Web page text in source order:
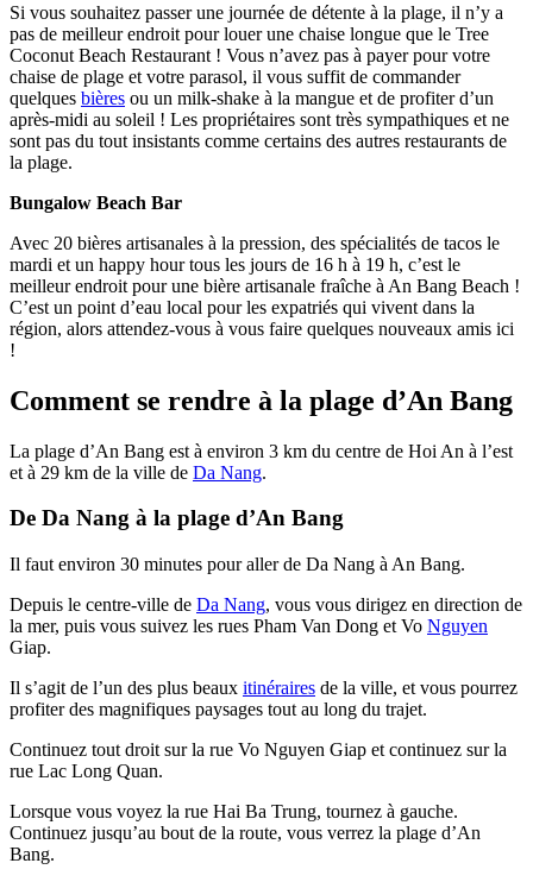
Si vous souhaitez passer une journée de détente à la plage, il n’y a
pas de meilleur endroit pour louer une chaise longue que le Tree
Coconut Beach Restaurant ! Vous n’avez pas à payer pour votre
chaise de plage et votre parasol, il vous suffit de commander
quelques bières ou un milk-shake à la mangue et de profiter d’un
après-midi au soleil ! Les propriétaires sont très sympathiques et ne
sont pas du tout insistants comme certains des autres restaurants de
la plage.
Bungalow Beach Bar
Avec 20 bières artisanales à la pression, des spécialités de tacos le
mardi et un happy hour tous les jours de 16 h à 19 h, c’est le
meilleur endroit pour une bière artisanale fraîche à An Bang Beach !
C’est un point d’eau local pour les expatriés qui vivent dans la
région, alors attendez-vous à vous faire quelques nouveaux amis ici
!
Comment se rendre à la plage d’An Bang
La plage d’An Bang est à environ 3 km du centre de Hoi An à l’est
et à 29 km de la ville de Da Nang.
De Da Nang à la plage d’An Bang
Il faut environ 30 minutes pour aller de Da Nang à An Bang.
Depuis le centre-ville de Da Nang, vous vous dirigez en direction de
la mer, puis vous suivez les rues Pham Van Dong et Vo Nguyen
Giap.
Il s’agit de l’un des plus beaux itinéraires de la ville, et vous pourrez
profiter des magnifiques paysages tout au long du trajet.
Continuez tout droit sur la rue Vo Nguyen Giap et continuez sur la
rue Lac Long Quan.
Lorsque vous voyez la rue Hai Ba Trung, tournez à gauche.
Continuez jusqu’au bout de la route, vous verrez la plage d’An
Bang.